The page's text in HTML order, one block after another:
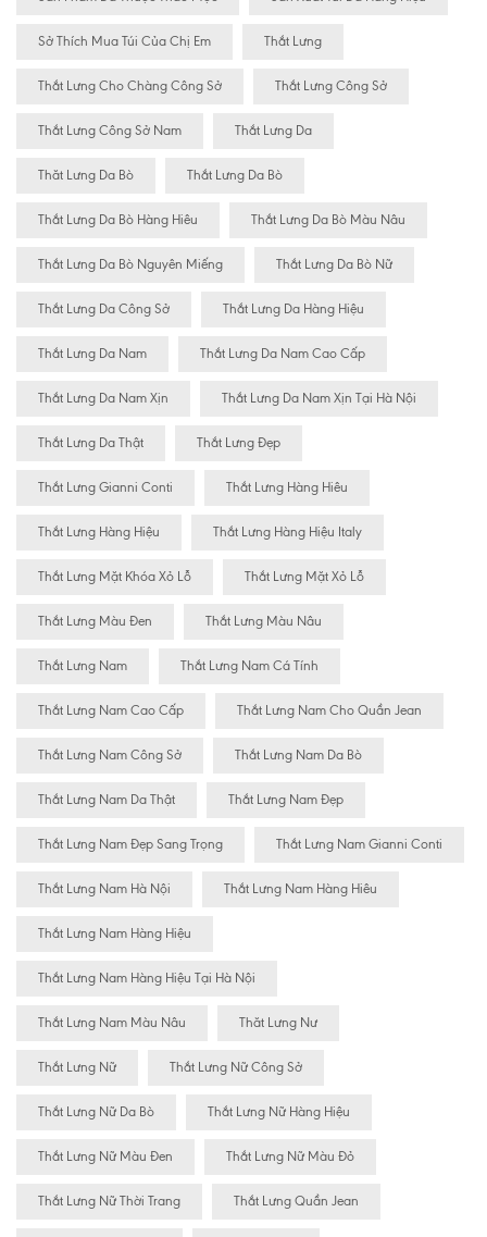
Sở Thích Mua Túi Của Chị Em Thắt Lưng
Thắt Lưng Cho Chàng Công Sở Thắt Lưng Công Sở
Thắt Lưng Công Sở Nam Thắt Lưng Da
Thăt Lưng Da Bò Thắt Lưng Da Bò
Thắt Lưng Da Bò Hàng Hiêu Thắt Lưng Da Bò Màu Nâu
Thắt Lưng Da Bò Nguyên Miếng Thắt Lưng Da Bò Nữ
Thắt Lưng Da Công Sở Thắt Lưng Da Hàng Hiệu
Thắt Lưng Da Nam Thắt Lưng Da Nam Cao Cấp
Thắt Lưng Da Nam Xịn Thắt Lưng Da Nam Xịn Tại Hà Nội
Thắt Lưng Da Thật Thắt Lưng Đẹp
Thắt Lưng Gianni Conti Thắt Lưng Hàng Hiêu
Thắt Lưng Hàng Hiệu Thắt Lưng Hàng Hiệu Italy
Thắt Lưng Mặt Khóa Xỏ Lỗ Thắt Lưng Mặt Xỏ Lỗ
Thắt Lưng Màu Đen Thắt Lưng Màu Nâu
Thắt Lưng Nam Thắt Lưng Nam Cá Tính
Thắt Lưng Nam Cao Cấp Thắt Lưng Nam Cho Quần Jean
Thắt Lưng Nam Công Sở Thắt Lưng Nam Da Bò
Thắt Lưng Nam Da Thật Thắt Lưng Nam Đẹp
Thắt Lưng Nam Đẹp Sang Trọng Thắt Lưng Nam Gianni Conti
Thắt Lưng Nam Hà Nội Thắt Lưng Nam Hàng Hiêu
Thắt Lưng Nam Hàng Hiệu
Thắt Lưng Nam Hàng Hiệu Tại Hà Nội
Thắt Lưng Nam Màu Nâu Thăt Lưng Nư
Thắt Lưng Nữ Thắt Lưng Nữ Công Sở
Thắt Lưng Nữ Da Bò Thắt Lưng Nữ Hàng Hiệu
Thắt Lưng Nữ Màu Đen Thắt Lưng Nữ Màu Đỏ
Thắt Lưng Nữ Thời Trang Thắt Lưng Quần Jean